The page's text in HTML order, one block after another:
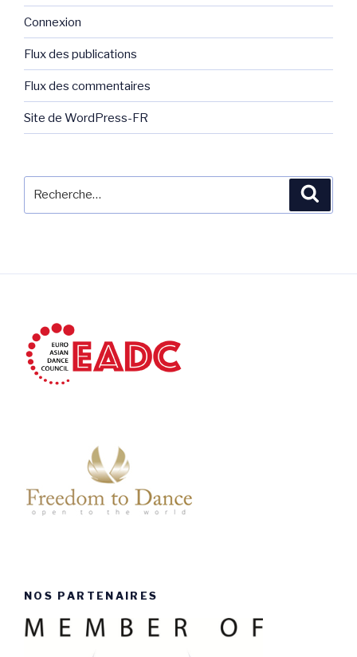
Connexion
Flux des publications
Flux des commentaires
Site de WordPress-FR
NOS PARTENAIRES